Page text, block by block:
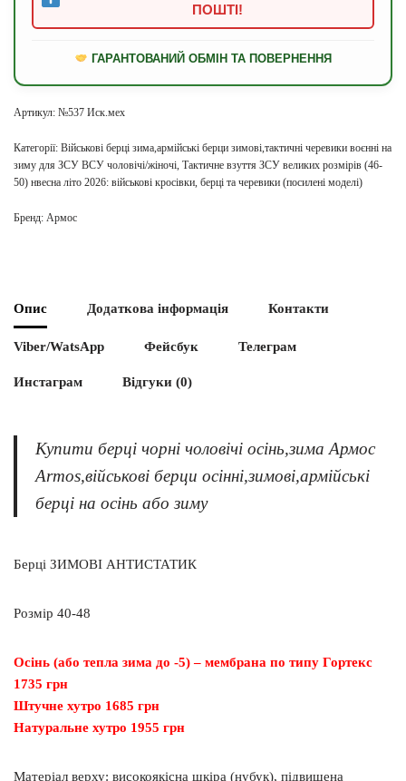
ПОШТІ!
ГАРАНТОВАНИЙ ОБМІН ТА ПОВЕРНЕННЯ
Артикул: №537 Иск.мех
Категорії: Військові берці зима,армійські берци зимові,тактичні черевики воєнні на
зиму для ЗСУ ВСУ чоловічі/жіночі, Тактичне взуття ЗСУ великих розмірів (46-
50) нвесна літо 2026: військові кросівки, берці та черевики (посилені моделі)
Бренд: Армос
Опис Додаткова інформація Контакти
Viber/WatsApp Фейсбук Телеграм
Инстаграм Відгуки (0)
Купити берці чорні чоловічі осінь,зима Армос
Armos,військові берци осінні,зимові,армійські
берці на осінь або зиму
Берці ЗИМОВІ АНТИСТАТИК
Розмір 40-48
Осінь (або тепла зима до -5) – мембрана по типу Гортекс
1735 грн
Штучне хутро 1685 грн
Натуральне хутро 1955 грн
Матеріал верху: високоякісна шкіра (нубук), підвищена